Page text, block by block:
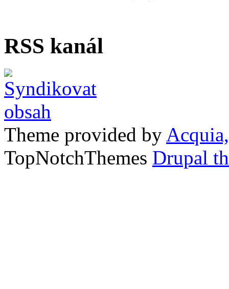
RSS kanál
Theme provided by
TopNotchThemes Drupal